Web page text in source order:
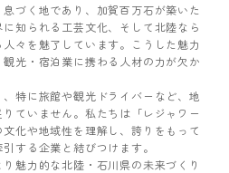
づく地であり、加賀百万石が築いた
知られる工芸文化、そして北陸なら
々を魅了しています。こうした魅力
光・宿泊業に携わる人材の力が欠か
特に旅館や観光ドライバーなど、地
ていません。私たちは「レジャワー
化や地域性を理解し、誇りをもって
する企業と結びつけます。
魅力的な北陸・石川県の未来づくり